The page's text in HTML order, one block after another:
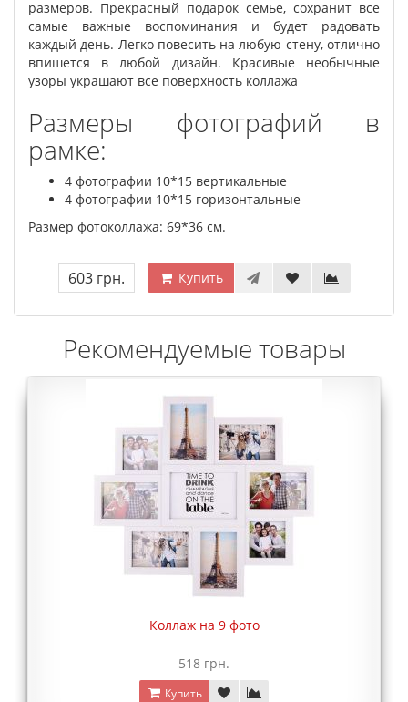
размеров. Прекрасный подарок семье, сохранит все
самые важные воспоминания и будет радовать
каждый день. Легко повесить на любую стену, отлично
впишется в любой дизайн. Красивые необычные
узоры украшают все поверхность коллажа
Размеры фотографий в
рамке:
4 фотографии 10*15 вертикальные
4 фотографии 10*15 горизонтальные
Размер фотоколлажа: 69*36 см.
603 грн. Купить
Рекомендуемые товары
Коллаж на 9 фото
518 грн.
Купить